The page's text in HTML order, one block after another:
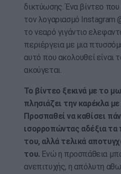
δικτύωσης. Ένα βίντεο
τον λογαριασμό Instagram
το νεαρό γιγάντιο
περιέργεια με μια
αυτό που ακολουθεί είναι
ακούγεται.
Το βίντεο ξεκινά με το
πλησιάζει την καρέκλα
Προσπαθεί να καθίσει
ισορροπώντας αδέξια τα
του, αλλά τελικά
του. Ενώ η προσπάθεια
ανεπιτυχής, η απόλυτη